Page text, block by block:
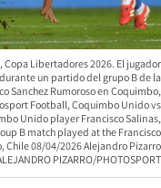
Libertadores 2026. El jugador
un partido del grupo B de la
Sanchez Rumoroso en Coquimbo,
Football, Coquimbo Unido vs
Unido player Francisco Salinas,
B match played at the Francisco
Chile 08/04/2026 Alejandro Pizarro
PIZARRO/PHOTOSPORT